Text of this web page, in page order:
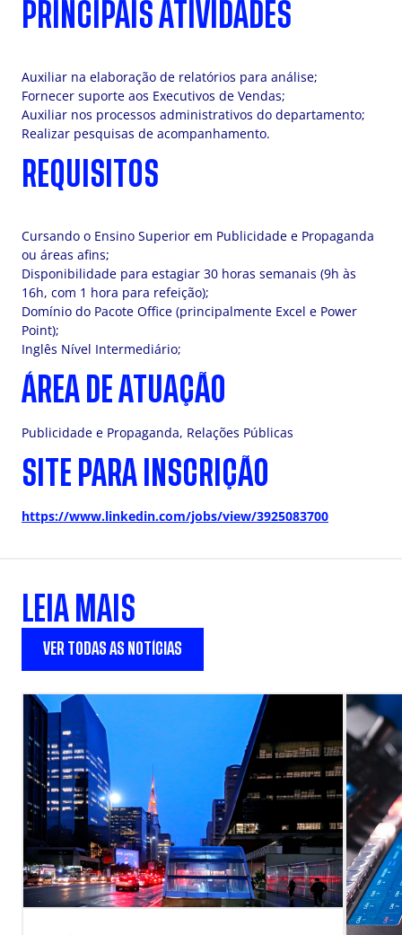
PRINCIPAIS ATIVIDADES
Auxiliar na elaboração de relatórios para análise;
Fornecer suporte aos Executivos de Vendas;
Auxiliar nos processos administrativos do departamento;
Realizar pesquisas de acompanhamento.
REQUISITOS
Cursando o Ensino Superior em Publicidade e Propaganda
ou áreas afins;
Disponibilidade para estagiar 30 horas semanais (9h às
16h, com 1 hora para refeição);
Domínio do Pacote Office (principalmente Excel e Power
Point);
Inglês Nível Intermediário;
ÁREA DE ATUAÇÃO
Publicidade e Propaganda, Relações Públicas
SITE PARA INSCRIÇÃO
https://www.linkedin.com/jobs/view/3925083700
LEIA MAIS
VER TODAS AS NOTÍCIAS